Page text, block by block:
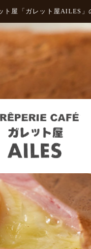
ト屋「ガレット屋AILES」